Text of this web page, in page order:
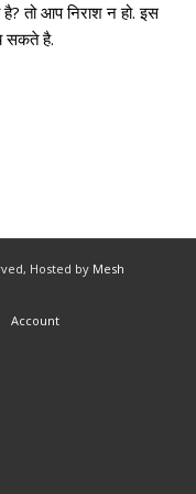
तो आप निराश न हो. इस
सकते है.
Hosted by Mesh
Account